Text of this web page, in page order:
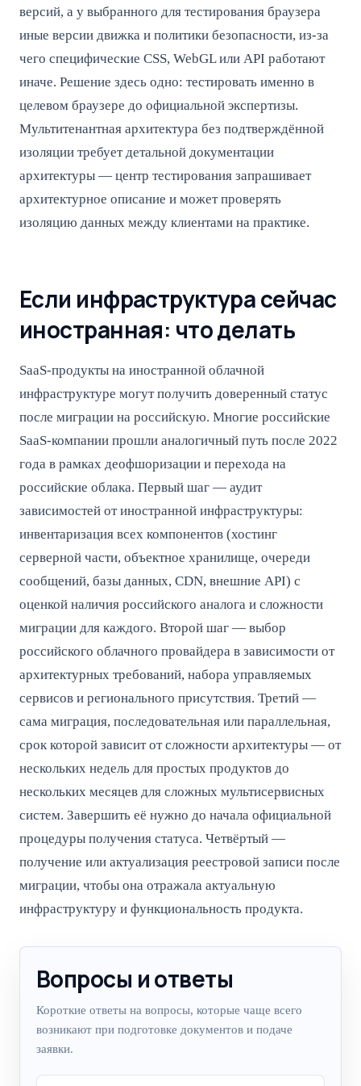
версий, а у выбранного для тестирования браузера
иные версии движка и политики безопасности, из-за
чего специфические CSS, WebGL или API работают
иначе. Решение здесь одно: тестировать именно в
целевом браузере до официальной экспертизы.
Мультитенантная архитектура без подтверждённой
изоляции требует детальной документации
архитектуры — центр тестирования запрашивает
архитектурное описание и может проверять
изоляцию данных между клиентами на практике.
Если инфраструктура сейчас
иностранная: что делать
SaaS-продукты на иностранной облачной
инфраструктуре могут получить доверенный статус
после миграции на российскую. Многие российские
SaaS-компании прошли аналогичный путь после 2022
года в рамках деофшоризации и перехода на
российские облака. Первый шаг — аудит
зависимостей от иностранной инфраструктуры:
инвентаризация всех компонентов (хостинг
серверной части, объектное хранилище, очереди
сообщений, базы данных, CDN, внешние API) с
оценкой наличия российского аналога и сложности
миграции для каждого. Второй шаг — выбор
российского облачного провайдера в зависимости от
архитектурных требований, набора управляемых
сервисов и регионального присутствия. Третий —
сама миграция, последовательная или параллельная,
срок которой зависит от сложности архитектуры — от
нескольких недель для простых продуктов до
нескольких месяцев для сложных мультисервисных
систем. Завершить её нужно до начала официальной
процедуры получения статуса. Четвёртый —
получение или актуализация реестровой записи после
миграции, чтобы она отражала актуальную
инфраструктуру и функциональность продукта.
Вопросы и ответы
Короткие ответы на вопросы, которые чаще всего
возникают при подготовке документов и подаче
заявки.